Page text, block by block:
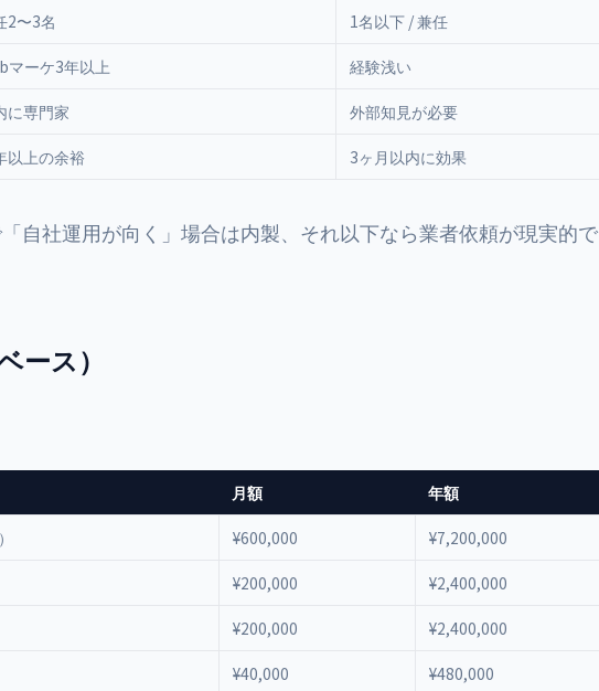
2〜3名 1名以下 / 兼任
マーケ3年以上 経験浅い
に専門家 外部知見が必要
以上の余裕 3ヶ月以内に効果
自社運用が向く」場合は内製、それ以下なら業者依頼が現実的で
ース）
月額 年額
¥600,000 ¥7,200,000
¥200,000 ¥2,400,000
¥200,000 ¥2,400,000
¥40,000 ¥480,000